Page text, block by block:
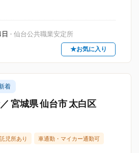
- 仙台公共職業安定所
★お気に入り
着
宮城県 仙台市 太白区
託児所あり 車通勤・マイカー通勤可